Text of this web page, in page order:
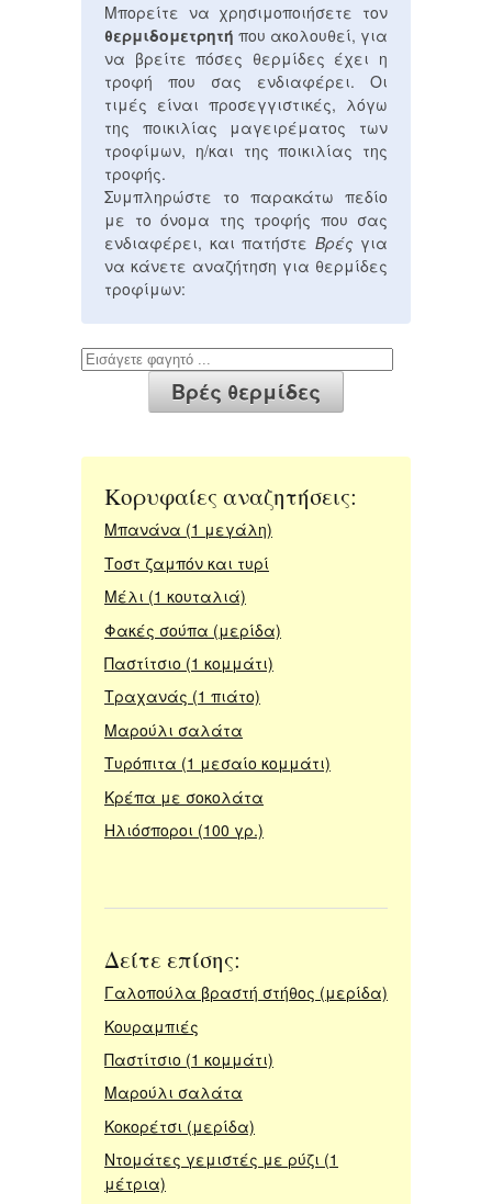
Μπορείτε να χρησιμοποιήσετε τον
θερμιδομετρητή που ακολουθεί, για
να βρείτε πόσες θερμίδες έχει η
τροφή που σας ενδιαφέρει. Οι
τιμές είναι προσεγγιστικές, λόγω
της ποικιλίας μαγειρέματος των
τροφίμων, η/και της ποικιλίας της
τροφής.
Συμπληρώστε το παρακάτω πεδίο
με το όνομα της τροφής που σας
ενδιαφέρει, και πατήστε Βρές για
να κάνετε αναζήτηση για θερμίδες
τροφίμων:
Κορυφαίες αναζητήσεις:
Μπανάνα (1 μεγάλη)
Τοστ ζαμπόν και τυρί
Μέλι (1 κουταλιά)
Φακές σούπα (μερίδα)
Παστίτσιο (1 κομμάτι)
Τραχανάς (1 πιάτο)
Μαρούλι σαλάτα
Τυρόπιτα (1 μεσαίο κομμάτι)
Κρέπα με σοκολάτα
Ηλιόσποροι (100 γρ.)
Δείτε επίσης:
Γαλοπούλα βραστή στήθος (μερίδα)
Κουραμπιές
Παστίτσιο (1 κομμάτι)
Μαρούλι σαλάτα
Κοκορέτσι (μερίδα)
Ντομάτες γεμιστές με ρύζι (1
μέτρια)